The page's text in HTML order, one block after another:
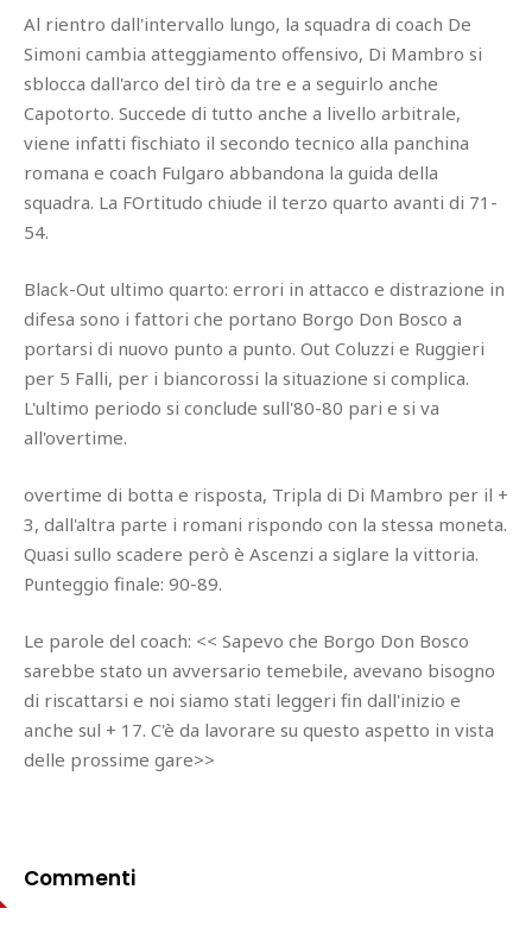
Al rientro dall'intervallo lungo, la squadra di coach De
Simoni cambia atteggiamento offensivo, Di Mambro si
sblocca dall'arco del tirò da tre e a seguirlo anche
Capotorto. Succede di tutto anche a livello arbitrale,
viene infatti fischiato il secondo tecnico alla panchina
romana e coach Fulgaro abbandona la guida della
squadra. La FOrtitudo chiude il terzo quarto avanti di 71-
54.
Black-Out ultimo quarto: errori in attacco e distrazione in
difesa sono i fattori che portano Borgo Don Bosco a
portarsi di nuovo punto a punto. Out Coluzzi e Ruggieri
per 5 Falli, per i biancorossi la situazione si complica.
L'ultimo periodo si conclude sull'80-80 pari e si va
all'overtime.
overtime di botta e risposta, Tripla di Di Mambro per il +
3, dall'altra parte i romani rispondo con la stessa moneta.
Quasi sullo scadere però è Ascenzi a siglare la vittoria.
Punteggio finale: 90-89.
Le parole del coach: << Sapevo che Borgo Don Bosco
sarebbe stato un avversario temebile, avevano bisogno
di riscattarsi e noi siamo stati leggeri fin dall'inizio e
anche sul + 17. C'è da lavorare su questo aspetto in vista
delle prossime gare>>
Commenti